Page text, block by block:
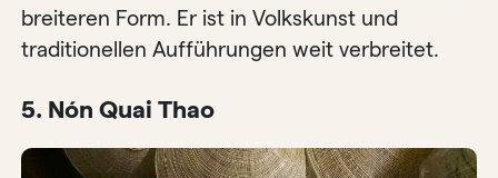
breiteren Form. Er ist in Volkskunst und
traditionellen Aufführungen weit verbreitet.
5. Nón Quai Thao